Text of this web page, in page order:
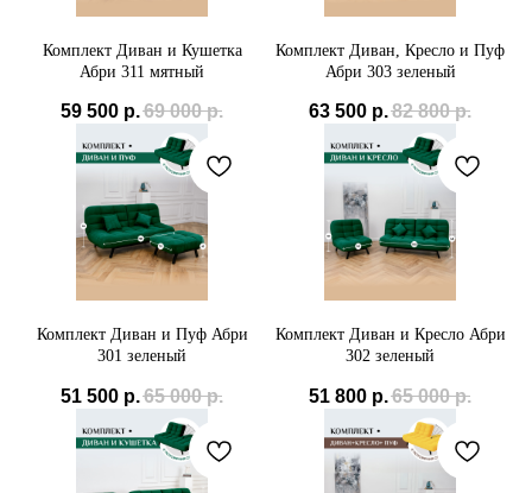
Комплект Диван и Кушетка
Абри 311 мятный
59 500 р.69 000 р.
Комплект Диван, Кресло и Пуф
Абри 303 зеленый
63 500 р.82 800 р.
Комплект Диван и Пуф Абри
301 зеленый
51 500 р.65 000 р.
Комплект Диван и Кресло Абри
302 зеленый
51 800 р.65 000 р.